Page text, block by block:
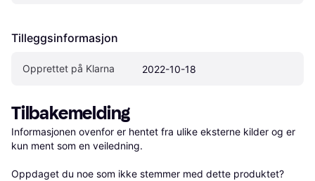
Tilleggsinformasjon
Opprettet på Klarna 2022-10-18
Tilbakemelding
Informasjonen ovenfor er hentet fra ulike eksterne kilder og er
kun ment som en veiledning.
Oppdaget du noe som ikke stemmer med dette produktet?